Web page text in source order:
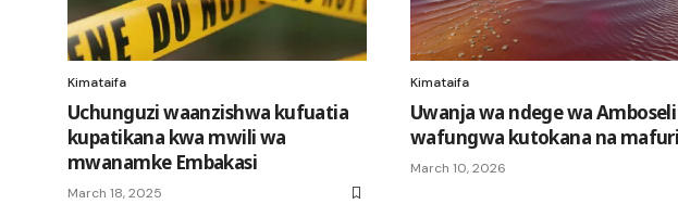
Kimataifa
Uchunguzi waanzishwa kufuatia
kupatikana kwa mwili wa
mwanamke Embakasi
March 18, 2025
Kimataifa
Uwanja wa ndege wa Amboseli
wafungwa kutokana na
March 10, 2026